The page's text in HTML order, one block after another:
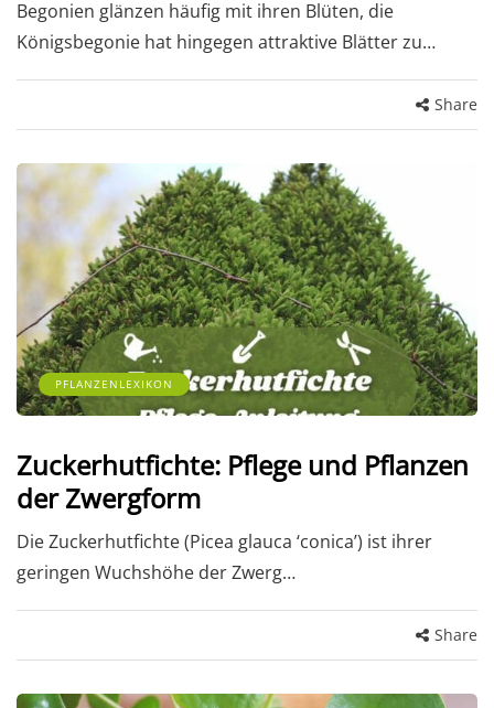
Begonien glänzen häufig mit ihren Blüten, die
Königsbegonie hat hingegen attraktive Blätter zu…
Share
PFLANZENLEXIKON
Zuckerhutfichte: Pflege und Pflanzen
der Zwergform
Die Zuckerhutfichte (Picea glauca ‘conica’) ist ihrer
geringen Wuchshöhe der Zwerg…
Share